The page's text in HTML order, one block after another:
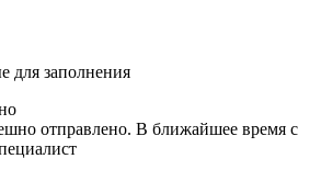
для заполнения
отправлено. В ближайшее время с